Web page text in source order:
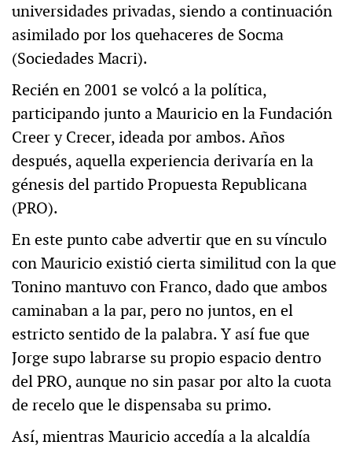
universidades privadas, siendo a continuación
asimilado por los quehaceres de Socma
(Sociedades Macri).
Recién en 2001 se volcó a la política,
participando junto a Mauricio en la Fundación
Creer y Crecer, ideada por ambos. Años
después, aquella experiencia derivaría en la
génesis del partido Propuesta Republicana
(PRO).
En este punto cabe advertir que en su vínculo
con Mauricio existió cierta similitud con la que
Tonino mantuvo con Franco, dado que ambos
caminaban a la par, pero no juntos, en el
estricto sentido de la palabra. Y así fue que
Jorge supo labrarse su propio espacio dentro
del PRO, aunque no sin pasar por alto la cuota
de recelo que le dispensaba su primo.
Así, mientras Mauricio accedía a la alcaldía